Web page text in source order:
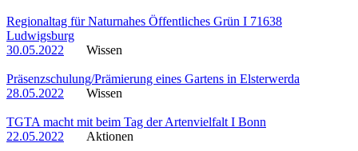
Regionaltag für Naturnahes Öffentliches Grün I 71638
Ludwigsburg
30.05.2022
Wissen
Präsenzschulung/Prämierung eines Gartens in Elsterwerda
28.05.2022
Wissen
TGTA macht mit beim Tag der Artenvielfalt I Bonn
22.05.2022
Aktionen